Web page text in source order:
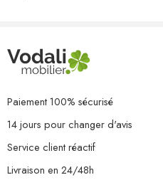
Paiement 100% sécurisé
14 jours pour changer d'avis
Service client réactif
Livraison en 24/48h